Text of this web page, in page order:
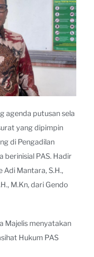
agenda putusan sela
yang dipimpin
di Pengadilan
berinisial PAS. Hadir
Adi Mantara, S.H.,
M.Kn, dari Gendo
Majelis menyatakan
Hukum PAS